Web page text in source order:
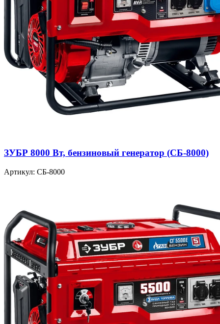
ЗУБР 8000 Вт, бензиновый генератор (СБ-8000)
Артикул: СБ-8000